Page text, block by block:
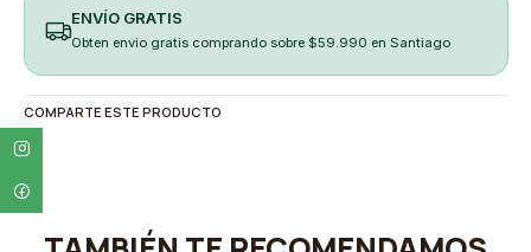
ENVÍO GRATIS
Obten envio gratis comprando sobre $59.990 en Santiago
COMPARTE ESTE PRODUCTO